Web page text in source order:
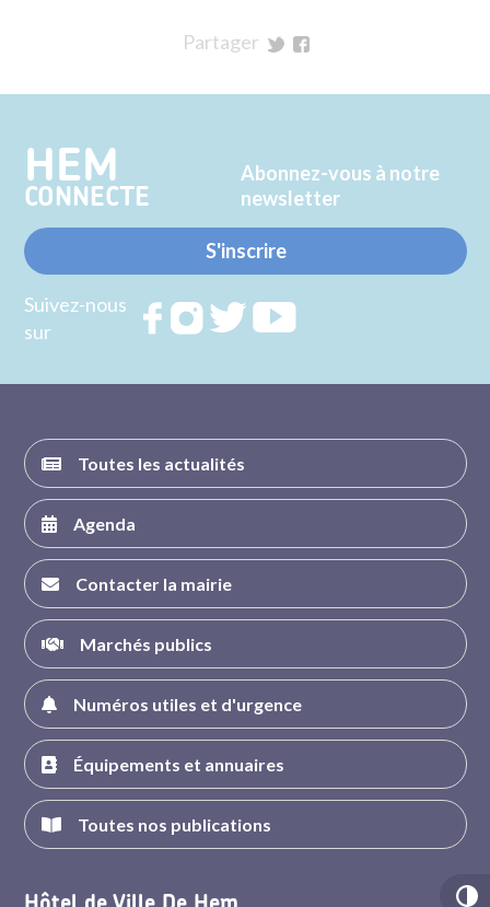
Partager
Twitter
Facebook
HEM
CONNECTE
Abonnez-vous à notre
newsletter
S'inscrire
Suivez-nous
sur
RejoignezRejoignezRejoignez
Toutes les actualités
Agenda
Contacter la mairie
Marchés publics
Numéros utiles et d'urgence
Équipements et annuaires
Toutes nos publications